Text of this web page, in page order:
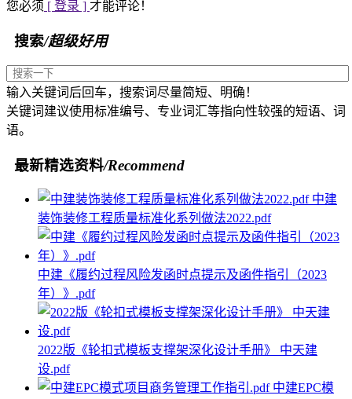
您必须 [ 登录 ] 才能评论！
搜索/超级好用
输入关键词后回车，搜索词尽量简短、明确！
关键词建议使用标准编号、专业词汇等指向性较强的短语、词
语。
最新精选资料/Recommend
中建
装饰装修工程质量标准化系列做法2022.pdf
中建《履约过程风险发函时点提示及函件指引（2023
年）》.pdf
2022版《轮扣式模板支撑架深化设计手册》 中天建
设.pdf
中建EPC模